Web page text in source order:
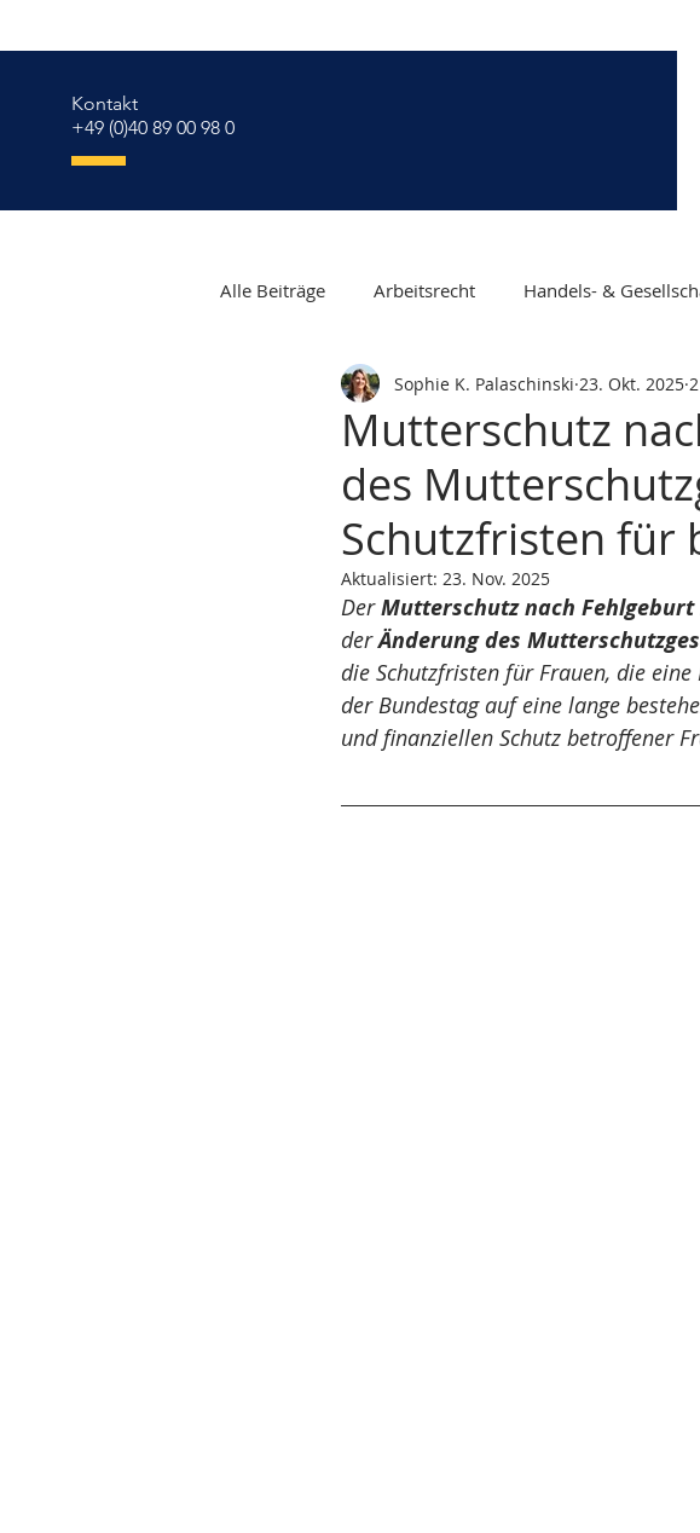
Alle Beiträge Arbeitsrecht Handels- &
Verbraucherschutz Familienrecht
Migrationsrecht Mutterschutz Elternzeit
gesetzliche Nachfolge Sanierungs- &
Datenschutzrecht
Mutterschutz
des
Schutzfristen für
Sophie K. Palaschinski 23. Okt. 2025
Aktualisiert: 23. Nov. 2025
Der Mutterschutz nach Fehlgeburt
der Änderung des
die Schutzfristen für Frauen, die
der Bundestag auf eine lange
und finanziellen Schutz betroffener
Kontakt
+49 (0)40 89 00 98 0